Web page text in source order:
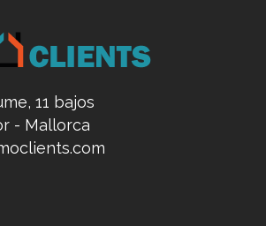
11 bajos
- Mallorca